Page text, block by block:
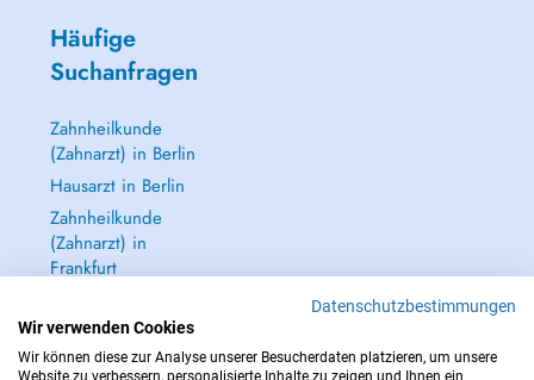
Häufige
Suchanfragen
Zahnheilkunde
(Zahnarzt) in Berlin
Hausarzt in Berlin
Zahnheilkunde
(Zahnarzt) in
Frankfurt
(Hautarzt) in
Frankfurt
Datenschutzbestimmungen
Wir verwenden Cookies
Wir können diese zur Analyse unserer Besucherdaten platzieren, um unsere
Website zu verbessern, personalisierte Inhalte zu zeigen und Ihnen ein